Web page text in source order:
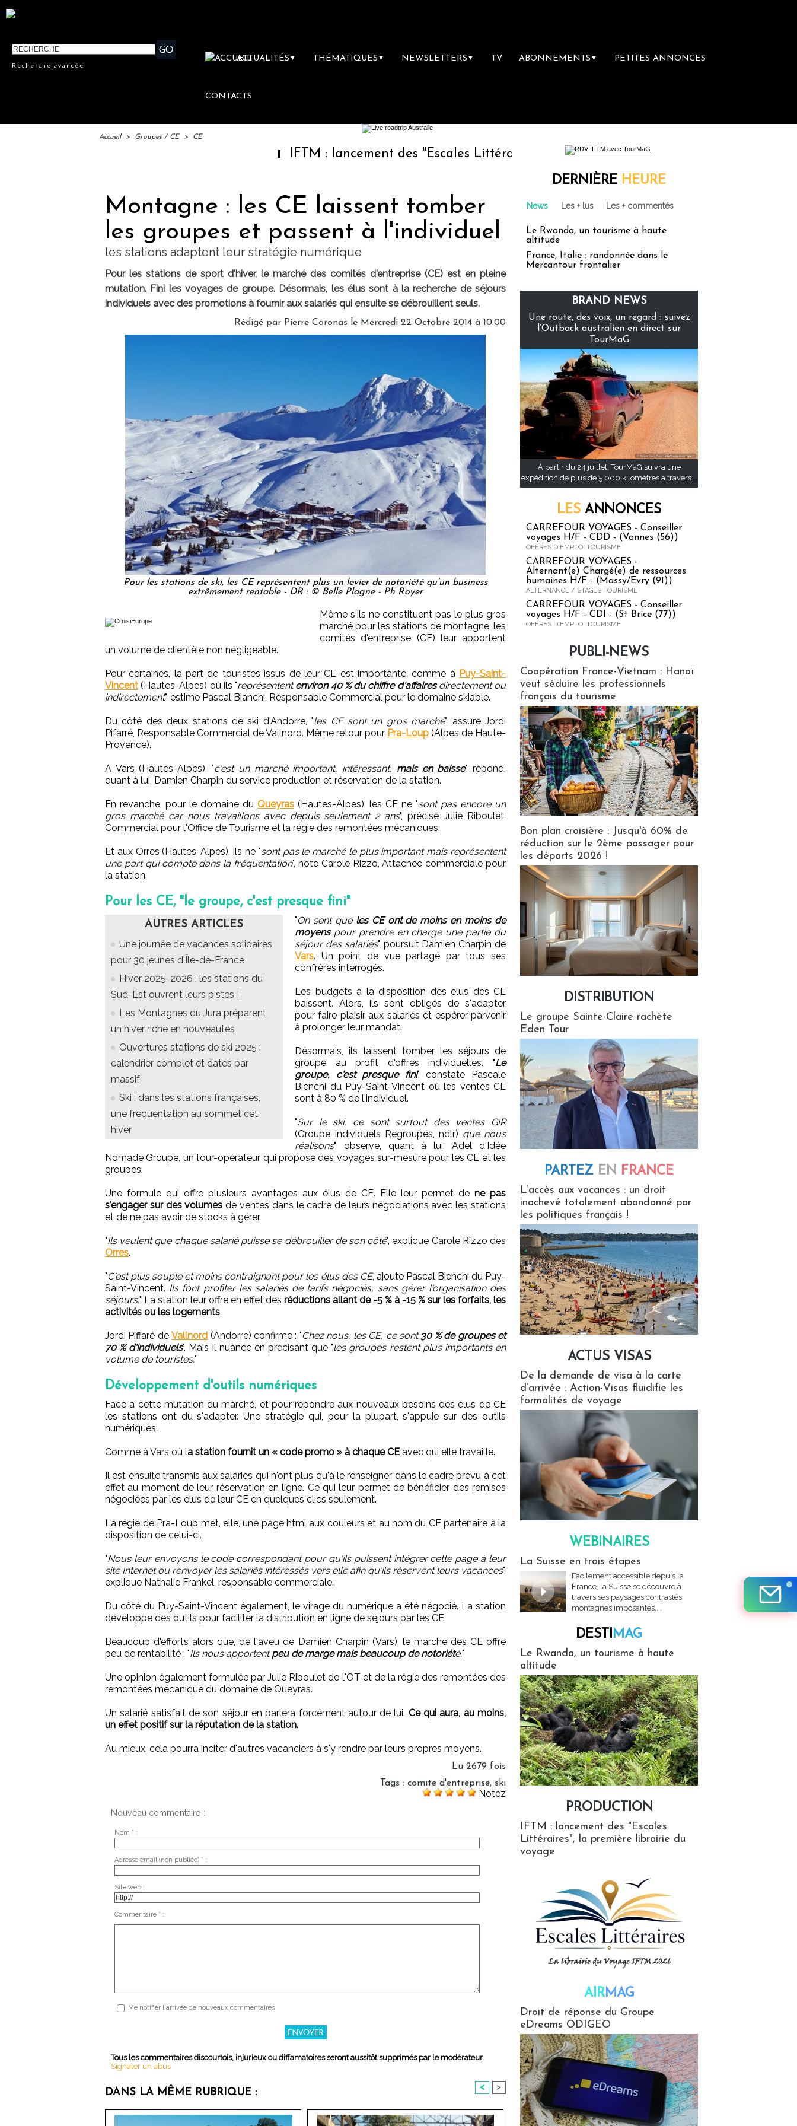
Recherche avancée
ACTUALITÉS ▼ THÉMATIQUES ▼ NEWSLETTERS ▼ TV ABONNEMENTS ▼ PETITES ANNONCES
CONTACTS
Accueil > Groupes / CE > CE
IFTM : lancement des "Escales Littéraires", la première librairie du voyage
Montagne : les CE laissent tomber
les groupes et passent à l'individuel
les stations adaptent leur stratégie numérique
Pour les stations de sport d'hiver, le marché des comités d'entreprise (CE) est en pleine
mutation. Fini les voyages de groupe. Désormais, les élus sont à la recherche de séjours
individuels avec des promotions à fournir aux salariés qui ensuite se débrouillent seuls.
Rédigé par Pierre Coronas le Mercredi 22 Octobre 2014 à 10:00
Pour les stations de ski, les CE représentent plus un levier de notoriété qu'un business
extrêmement rentable - DR : © Belle Plagne - Ph Royer
Même s'ils ne constituent pas le plus gros
marché pour les stations de montagne, les
comités d'entreprise (CE) leur apportent
un volume de clientèle non négligeable.
Pour certaines, la part de touristes issus de leur CE est importante, comme à Puy-Saint-
Vincent (Hautes-Alpes) où ils "représententenviron 40 % du chiffre d'affairesdirectement ou
indirectement", estime Pascal Bianchi, Responsable Commercial pour le domaine skiable.
Du côté des deux stations de ski d'Andorre, "les CE sont un gros marché", assure Jordi
Pifarré, Responsable Commercial de Vallnord. Même retour pour Pra-Loup (Alpes de Haute-
Provence).
A Vars (Hautes-Alpes), "c'est un marché important, intéressant, mais en baisse", répond,
quant à lui, Damien Charpin du service production et réservation de la station.
En revanche, pour le domaine du Queyras (Hautes-Alpes), les CE ne "sont pas encore un
gros marché car nous travaillons avec depuis seulement 2 ans", précise Julie Riboulet,
Commercial pour l'Office de Tourisme et la régie des remontées mécaniques.
Et aux Orres (Hautes-Alpes), ils ne "sont pas le marché le plus important mais représentent
une part qui compte dans la fréquentation", note Carole Rizzo, Attachée commerciale pour
la station.
Pour les CE, "le groupe, c'est presque fini"
AUTRES ARTICLES
Une journée de vacances solidaires
pour 30 jeunes d'Île-de-France
Hiver 2025-2026 : les stations du
Sud-Est ouvrent leurs pistes !
Les Montagnes du Jura préparent
un hiver riche en nouveautés
Ouvertures stations de ski 2025 :
calendrier complet et dates par
massif
Ski : dans les stations françaises,
une fréquentation au sommet cet
hiver
"On sent que les CE ont de moins en moins de
moyenspour prendre en charge une partie du
séjour des salariés", poursuit Damien Charpin de
Vars. Un point de vue partagé par tous ses
confrères interrogés.
Les budgets à la disposition des élus des CE
baissent. Alors, ils sont obligés de s'adapter
pour faire plaisir aux salariés et espérer parvenir
à prolonger leur mandat.
Désormais, ils laissent tomber les séjours de
groupe au profit d'offres individuelles. "Le
groupe, c'est presque fini", constate Pascale
Bienchi du Puy-Saint-Vincent où les ventes CE
sont à 80 % de l'individuel.
"Sur le ski, ce sont surtout des ventes GIR
(Groupe Individuels Regroupés, ndlr) que nous
réalisons", observe, quant à lui, Adel d'Idée
Nomade Groupe, un tour-opérateur qui propose des voyages sur-mesure pour les CE et les
groupes.
Une formule qui offre plusieurs avantages aux élus de CE. Elle leur permet de ne pas
s'engager sur des volumes de ventes dans le cadre de leurs négociations avec les stations
et de ne pas avoir de stocks à gérer.
"Ils veulent que chaque salarié puisse se débrouiller de son côté", explique Carole Rizzo des
Orres.
"C'est plus souple et moins contraignant pour les élus des CE, ajoute Pascal Bienchi du Puy-
Saint-Vincent. Ils font profiter les salariés de tarifs négociés, sans gérer l'organisation des
séjours." La station leur offre en effet des réductions allant de -5 % à -15 % sur les forfaits, les
activités ou les logements.
Jordi Piffaré deVallnord (Andorre) confirme : "Chez nous, les CE, ce sont30 % de groupes et
70 % d'individuels". Mais il nuance en précisant que "les groupes restent plus importants en
volume de touristes."
Développement d'outils numériques
Face à cette mutation du marché, et pour répondre aux nouveaux besoins des élus de CE
les stations ont du s'adapter. Une stratégie qui, pour la plupart, s'appuie sur des outils
numériques.
Comme à Vars où la station fournit un « code promo » à chaque CEavec qui elle travaille.
Il est ensuite transmis aux salariés qui n'ont plus qu'à le renseigner dans le cadre prévu à cet
effet au moment de leur réservation en ligne. Ce qui leur permet de bénéficier des remises
négociées par les élus de leur CE en quelques clics seulement.
La régie de Pra-Loup met, elle, une page html aux couleurs et au nom du CE partenaire à la
disposition de celui-ci.
"Nous leur envoyons le code correspondant pour qu'ils puissent intégrer cette page à leur
site Internet ou renvoyer les salariés intéressés vers elle afin qu'ils réservent leurs vacances",
explique Nathalie Frankel, responsable commerciale.
Du côté du Puy-Saint-Vincent également, le virage du numérique a été négocié. La station
développe des outils pour faciliter la distribution en ligne de séjours par les CE.
Beaucoup d'efforts alors que, de l'aveu de Damien Charpin (Vars), le marché des CE offre
peu de rentabilité : "Ils nous apportentpeu de marge mais beaucoup de notoriété."
Une opinion également formulée par Julie Riboulet de l'OT et de la régie des remontées des
remontées mécanique du domaine de Queyras.
Un salarié satisfait de son séjour en parlera forcément autour de lui. Ce qui aura, au moins,
un effet positif sur la réputation de la station.
Au mieux, cela pourra inciter d'autres vacanciers à s'y rendre par leurs propres moyens.
Lu 2679 fois
Tags : comite d'entreprise, ski
Notez
Nouveau commentaire :
Nom * :
Adresse email (non publiée) * :
Site web :
Commentaire * :
Me notifier l'arrivée de nouveaux commentaires
Tous les commentaires discourtois, injurieux ou diffamatoires seront aussitôt supprimés par le modérateur.
Signaler un abus
DANS LA MÊME RUBRIQUE : < >
DERNIÈRE HEURE
News Les + lus Les + commentés
Le Rwanda, un tourisme à haute
altitude
France, Italie : randonnée dans le
Mercantour frontalier
BRAND NEWS
Une route, des voix, un regard : suivez
l’Outback australien en direct sur
TourMaG
À partir du 24 juillet, TourMaG suivra une
expédition de plus de 5 000 kilomètres à travers...
LES ANNONCES
CARREFOUR VOYAGES - Conseiller
voyages H/F - CDD - (Vannes (56))
OFFRES D'EMPLOI TOURISME
CARREFOUR VOYAGES -
Alternant(e) Chargé(e) de ressources
humaines H/F - (Massy/Evry (91))
ALTERNANCE / STAGES TOURISME
CARREFOUR VOYAGES - Conseiller
voyages H/F - CDI - (St Brice (77))
OFFRES D'EMPLOI TOURISME
PUBLI-NEWS
Coopération France-Vietnam : Hanoï
veut séduire les professionnels
français du tourisme
Bon plan croisière : Jusqu'à 60% de
réduction sur le 2ème passager pour
les départs 2026 !
DISTRIBUTION
Le groupe Sainte-Claire rachète
Eden Tour
PARTEZ EN FRANCE
L’accès aux vacances : un droit
inachevé totalement abandonné par
les politiques français !
ACTUS VISAS
De la demande de visa à la carte
d’arrivée : Action-Visas fluidifie les
formalités de voyage
WEBINAIRES
La Suisse en trois étapes
Facilement accessible depuis la
France, la Suisse se découvre à
travers ses paysages contrastés,
montagnes imposantes,...
DESTIMAG
Le Rwanda, un tourisme à haute
altitude
PRODUCTION
IFTM : lancement des "Escales
Littéraires", la première librairie du
voyage
AIRMAG
Droit de réponse du Groupe
eDreams ODIGEO